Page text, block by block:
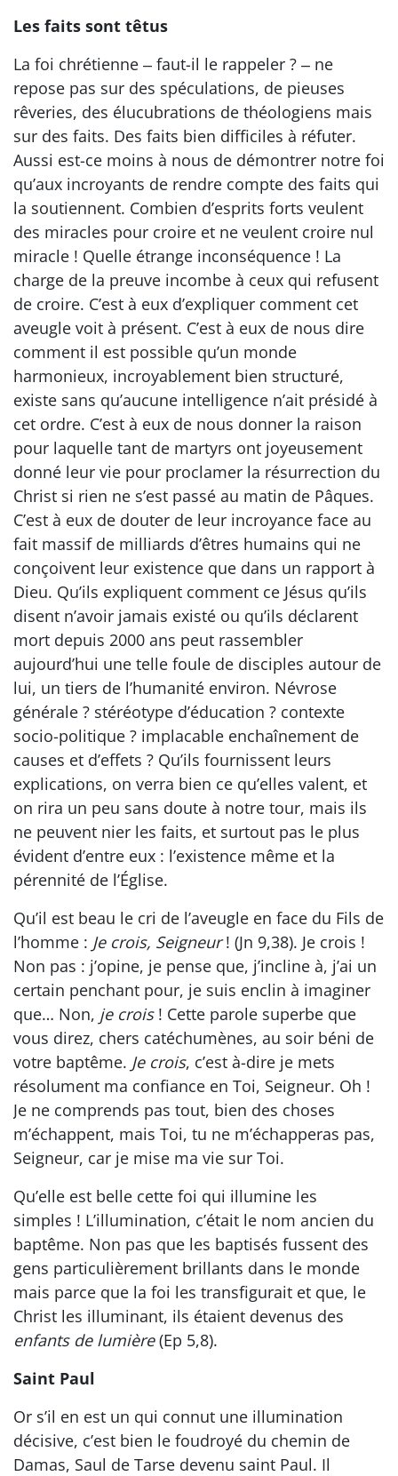
Les faits sont têtus
La foi chrétienne ‒ faut-il le rappeler ? ‒ ne
repose pas sur des spéculations, de pieuses
rêveries, des élucubrations de théologiens mais
sur des faits. Des faits bien difficiles à réfuter.
Aussi est-ce moins à nous de démontrer notre foi
qu’aux incroyants de rendre compte des faits qui
la soutiennent. Combien d’esprits forts veulent
des miracles pour croire et ne veulent croire nul
miracle ! Quelle étrange inconséquence ! La
charge de la preuve incombe à ceux qui refusent
de croire. C’est à eux d’expliquer comment cet
aveugle voit à présent. C’est à eux de nous dire
comment il est possible qu’un monde
harmonieux, incroyablement bien structuré,
existe sans qu’aucune intelligence n’ait présidé à
cet ordre. C’est à eux de nous donner la raison
pour laquelle tant de martyrs ont joyeusement
donné leur vie pour proclamer la résurrection du
Christ si rien ne s’est passé au matin de Pâques.
C’est à eux de douter de leur incroyance face au
fait massif de milliards d’êtres humains qui ne
conçoivent leur existence que dans un rapport à
Dieu. Qu’ils expliquent comment ce Jésus qu’ils
disent n’avoir jamais existé ou qu’ils déclarent
mort depuis 2000 ans peut rassembler
aujourd’hui une telle foule de disciples autour de
lui, un tiers de l’humanité environ. Névrose
générale ? stéréotype d’éducation ? contexte
socio-politique ? implacable enchaînement de
causes et d’effets ? Qu’ils fournissent leurs
explications, on verra bien ce qu’elles valent, et
on rira un peu sans doute à notre tour, mais ils
ne peuvent nier les faits, et surtout pas le plus
évident d’entre eux : l’existence même et la
pérennité de l’Église.
Qu’il est beau le cri de l’aveugle en face du Fils de
l’homme : Je crois, Seigneur! (Jn 9,38). Je crois !
Non pas : j’opine, je pense que, j’incline à, j’ai un
certain penchant pour, je suis enclin à imaginer
que… Non, je crois! Cette parole superbe que
vous direz, chers catéchumènes, au soir béni de
votre baptême. Je crois, c’est à-dire je mets
résolument ma confiance en Toi, Seigneur. Oh !
Je ne comprends pas tout, bien des choses
m’échappent, mais Toi, tu ne m’échapperas pas,
Seigneur, car je mise ma vie sur Toi.
Qu’elle est belle cette foi qui illumine les
simples ! L’illumination, c’était le nom ancien du
baptême. Non pas que les baptisés fussent des
gens particulièrement brillants dans le monde
mais parce que la foi les transfigurait et que, le
Christ les illuminant, ils étaient devenus des
enfants de lumière(Ep 5,8).
Saint Paul
Or s’il en est un qui connut une illumination
décisive, c’est bien le foudroyé du chemin de
Damas, Saul de Tarse devenu saint Paul. Il